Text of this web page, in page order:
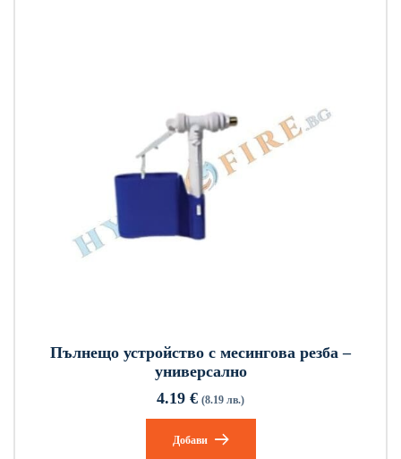
Пълнещо устройство с месингова резба –
универсално
4.19 € (8.19 лв.)
Добави